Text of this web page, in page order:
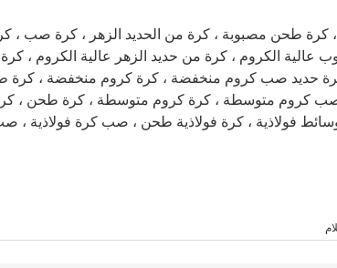
طحن مصبوبة ، كرة من الحديد الزهر ، كرة صب ،
الكروم ، كرة من حديد الزهر عالية الكروم ،
حديد صب كروم منخفضة ، كرة كروم منخفضة ،
كروم متوسطة ، كرة كروم متوسطة ، كرة طحن ، كرة
فولاذية ، كرة فولاذية طحن ، صب كرة فولاذية ،